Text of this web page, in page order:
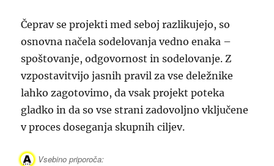
Čeprav se projekti med seboj razlikujejo, so
osnovna načela sodelovanja vedno enaka –
spoštovanje, odgovornost in sodelovanje. Z
vzpostavitvijo jasnih pravil za vse deležnike
lahko zagotovimo, da vsak projekt poteka
gladko in da so vse strani zadovoljno vključene
v proces doseganja skupnih ciljev.
Vsebino priporoča: